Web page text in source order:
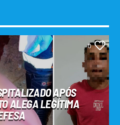
0
APÓS
ALEGA LEGÍTIMA